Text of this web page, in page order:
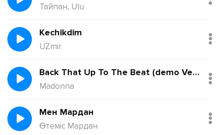
Тайпан, Ulu
Kechikdim
UZmir
Back That Up To The Beat (demo Version)
Madonna
Мен Мардан
Өтеміс Мардан